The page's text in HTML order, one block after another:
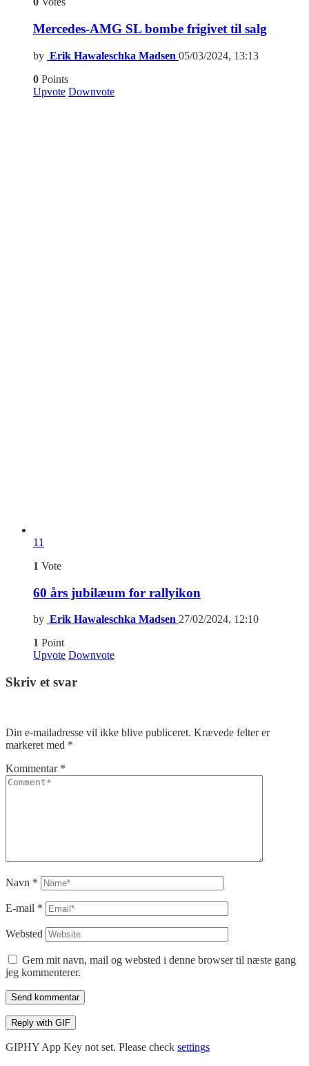
Mercedes-AMG SL bombe frigivet til salg
by Erik Hawaleschka Madsen 05/03/2024, 13:13
0 Points
Upvote Downvote
11
1 Vote
60 års jubilæum for rallyikon
by Erik Hawaleschka Madsen 27/02/2024, 12:10
1 Point
Upvote Downvote
Skriv et svar
Din e-mailadresse vil ikke blive publiceret. Krævede felter er
markeret med *
Kommentar *
Navn *
E-mail *
Websted
Gem mit navn, mail og websted i denne browser til næste gang
jeg kommenterer.
Send kommentar
Reply with GIF
GIPHY App Key not set. Please check settings